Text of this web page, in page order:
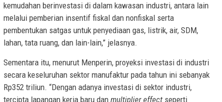
kemudahan berinvestasi di dalam kawasan industri, antara lain
melalui pemberian insentif fiskal dan nonfiskal serta
pembentukan satgas untuk penyediaan gas, listrik, air, SDM,
lahan, tata ruang, dan lain-lain,” jelasnya.
Sementara itu, menurut Menperin, proyeksi investasi di industri
secara keseluruhan sektor manufaktur pada tahun ini sebanyak
Rp352 triliun. “Dengan adanya investasi di sektor industri,
tercipta lapangan kerja baru dan multiplier effect seperti